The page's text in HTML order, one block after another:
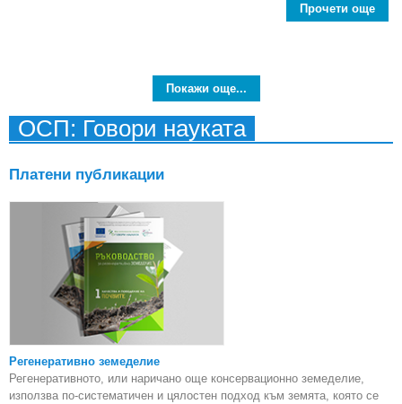
Прочети още
Покажи още...
ОСП: Говори науката
Платени публикации
Регенеративно земеделие
Регенеративното, или наричано още консервационно земеделие,
използва по-систематичен и цялостен подход към земята, която се